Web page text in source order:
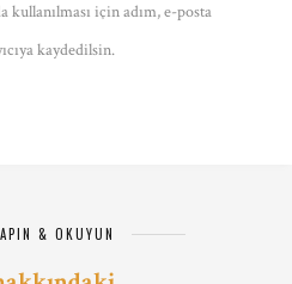
için adım, e-posta
kaydedilsin.
& OKUYUN